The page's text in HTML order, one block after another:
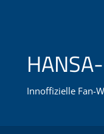
Innoffizielle Fan-